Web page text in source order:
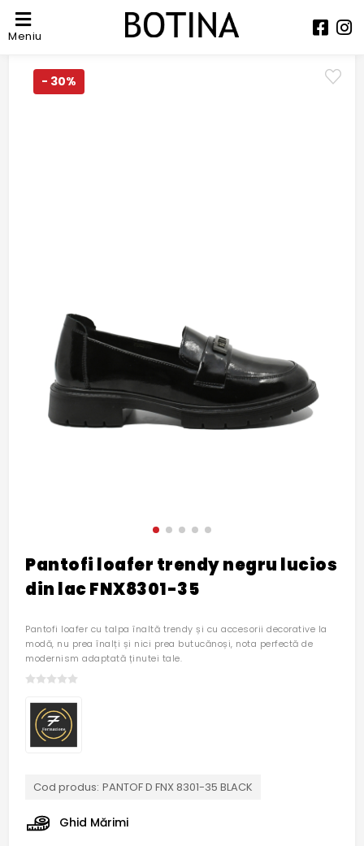
Meniu
- 30%
Pantofi loafer trendy negru lucios
din lac FNX8301-35
Pantofi loafer cu talpa înaltă trendy și cu accesorii decorative la
modă, nu prea înalți și nici prea butucănoși, nota perfectă de
modernism adaptată ținutei tale.
Cod produs: PANTOF D FNX 8301-35 BLACK
Ghid Mărimi